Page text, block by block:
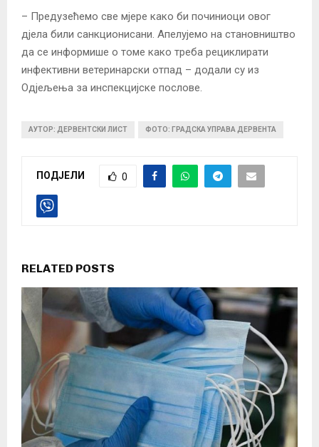
– Предузећемо све мјере како би починиоци овог
дјела били санкционисани. Апелујемо на становништво
да се информише о томе како треба рециклирати
инфективни ветеринарски отпад – додали су из
Одјељења за инспекцијске послове.
АУТОР: ДЕРВЕНТСКИ ЛИСТ ФОТО: ГРАДСКА УПРАВА ДЕРВЕНТА
ПОДЈЕЛИ 0
RELATED POSTS